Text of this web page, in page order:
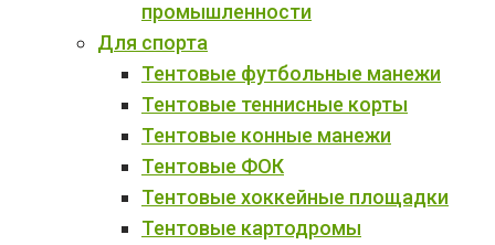
промышленности
Для спорта
Тентовые футбольные манежи
Тентовые теннисные корты
Тентовые конные манежи
Тентовые ФОК
Тентовые хоккейные площадки
Тентовые картодромы